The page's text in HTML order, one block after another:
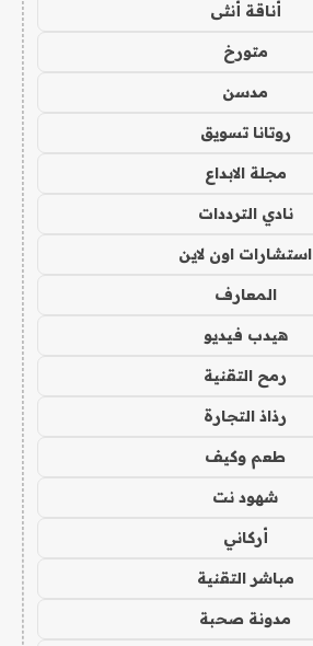
أناقة أنثى
متورخ
مدسن
روتانا تسويق
مجلة الابداع
نادي الترددات
استشارات اون لاين
المعارف
هيدب فيديو
رمح التقنية
رذاذ التجارة
طعم وكيف
شهود نت
أركاني
مباشر التقنية
مدونة صحبة